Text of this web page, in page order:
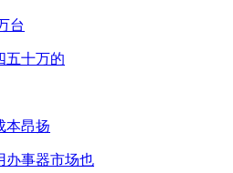
台
五十万的
本昂扬
办事器市场也